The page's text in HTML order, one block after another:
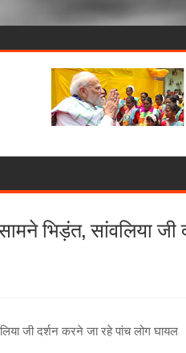
भिड़ंत, सांवलिया जी
जी दर्शन करने जा रहे पांच लोग घायल